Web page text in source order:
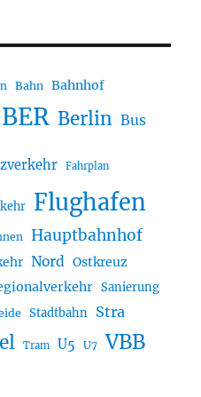
Bahn Bahnhof
BER Berlin Bus
Fahrplan
Flughafen
Hauptbahnhof
Nord Ostkreuz
Sanierung
Stadtbahn Stra
Tram U5 U7 VBB